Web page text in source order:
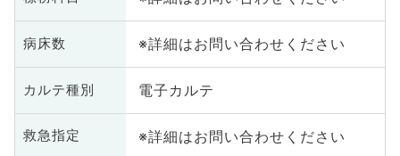
病床数 ※詳細はお問い合わせください
カルテ種別 電子カルテ
救急指定 ※詳細はお問い合わせください